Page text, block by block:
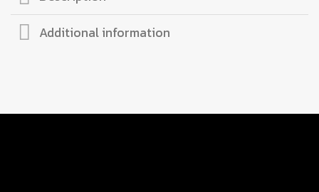
Additional information